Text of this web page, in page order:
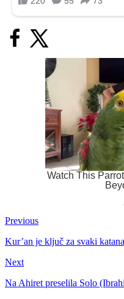
Previous
Kur’an je ključ za svaki
Next
Na Ahiret preselila Solo